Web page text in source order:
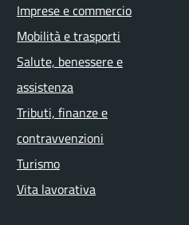
Imprese e commercio
Mobilità e trasporti
Salute, benessere e
assistenza
Tributi, finanze e
contravvenzioni
Turismo
Vita lavorativa